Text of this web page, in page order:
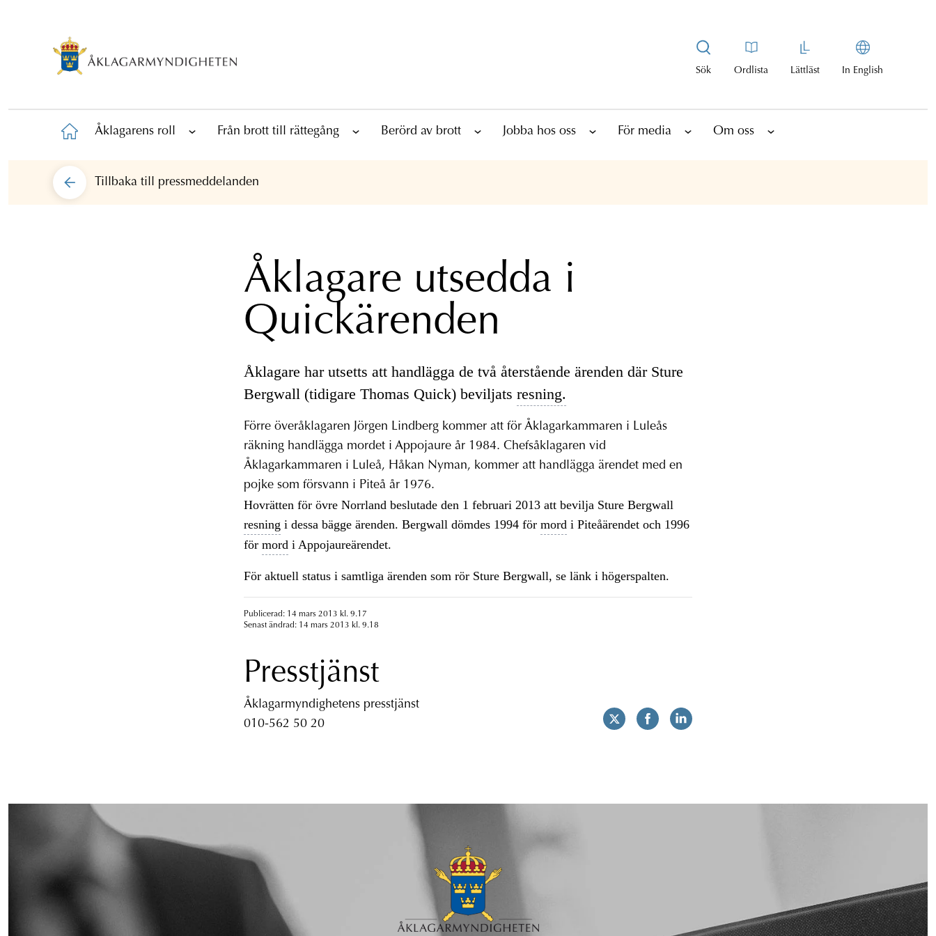
Sök Ordlista Lättläst In English
Åklagarens roll Från brott till rättegång Berörd av brott Jobba hos oss För media Om oss
Tillbaka till pressmeddelanden
Åklagare utsedda i
Quickärenden
Åklagare har utsetts att handlägga de två återstående ärenden där Sture
Bergwall (tidigare Thomas Quick) beviljats resning.
Förre överåklagaren Jörgen Lindberg kommer att för Åklagarkammaren i Luleås
räkning handlägga mordet i Appojaure år 1984. Chefsåklagaren vid
Åklagarkammaren i Luleå, Håkan Nyman, kommer att handlägga ärendet med en
pojke som försvann i Piteå år 1976.
Hovrätten för övre Norrland beslutade den 1 februari 2013 att bevilja Sture Bergwall
resning i dessa bägge ärenden. Bergwall dömdes 1994 för mord i Piteåärendet och 1996
för mord i Appojaureärendet.
För aktuell status i samtliga ärenden som rör Sture Bergwall, se länk i högerspalten.
Publicerad: 14 mars 2013 kl. 9.17
Senast ändrad: 14 mars 2013 kl. 9.18
Presstjänst
Åklagarmyndighetens presstjänst
010-562 50 20